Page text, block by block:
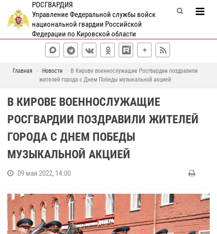
РОСГВАРДИЯ
Управление Федеральной службы войск
национальной гвардии Российской
Федерации по Кировской области
Главная Новости
В Кирове военнослужащие Росгвардии поздравили
жителей города с Днем Победы музыкальной акцией
В КИРОВЕ ВОЕННОСЛУЖАЩИЕ
РОСГВАРДИИ ПОЗДРАВИЛИ ЖИТЕЛЕЙ
ГОРОДА С ДНЕМ ПОБЕДЫ
МУЗЫКАЛЬНОЙ АКЦИЕЙ
09 мая 2022, 14:00